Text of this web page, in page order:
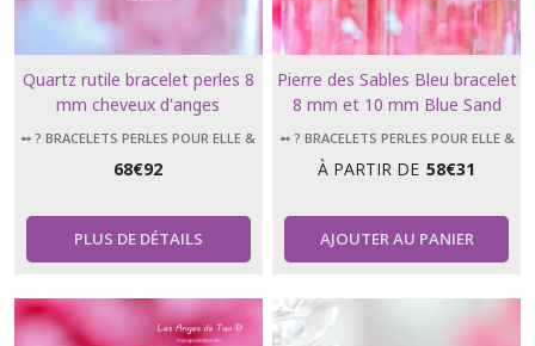
Quartz rutile bracelet perles 8
mm cheveux d'anges
➻ ? BRACELETS PERLES POUR ELLE &
68€92
PLUS DE DÉTAILS
Pierre des Sables Bleu bracelet
8 mm et 10 mm Blue Sand
Stone
➻ ? BRACELETS PERLES POUR ELLE &
À PARTIR DE 58€31
AJOUTER AU PANIER